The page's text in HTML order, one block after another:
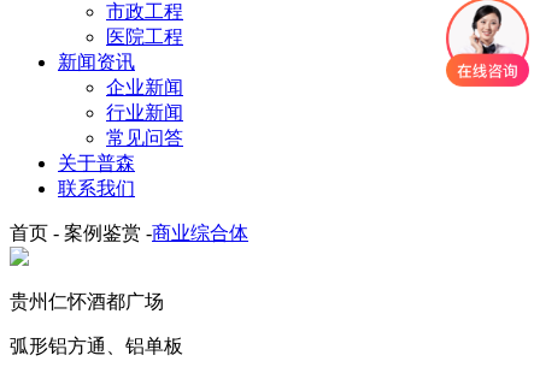
市政工程
医院工程
新闻资讯
企业新闻
行业新闻
常见问答
关于普森
联系我们
首页 - 案例鉴赏 -商业综合体
贵州仁怀酒都广场
弧形铝方通、铝单板